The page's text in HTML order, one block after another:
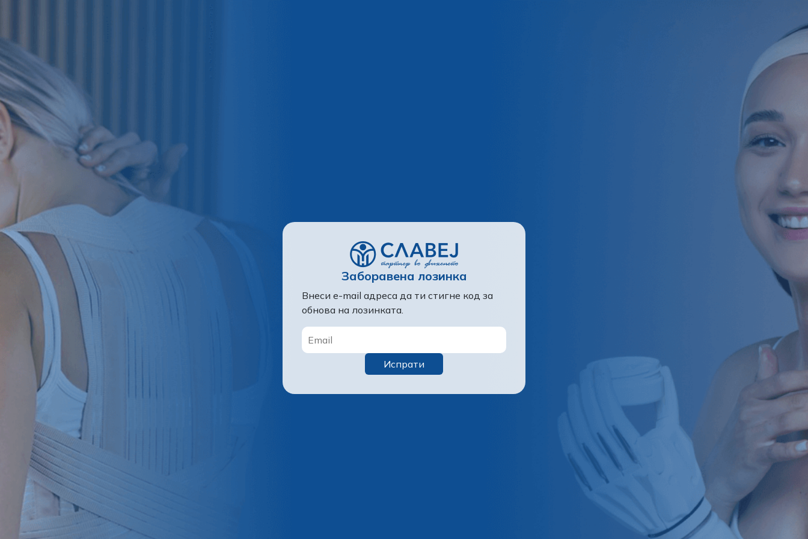
Заборавена лозинка
Внеси e-mail адреса да ти стигне код за
обнова на лозинката.
Испрати